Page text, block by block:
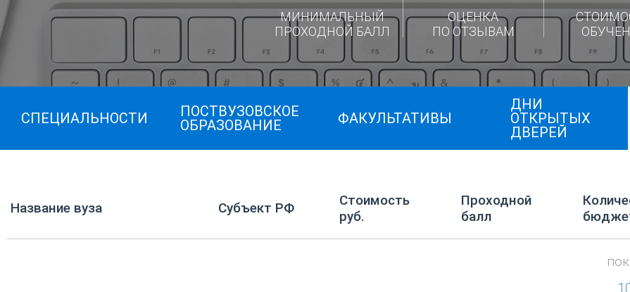
МИНИМАЛЬНЫЙ
ПРОХОДНОЙ БАЛЛ
ОЦЕНКА
ПО ОТЗЫВАМ
СПЕЦИАЛЬНОСТИ
ПОСТВУЗОВСКОЕ
ОБРАЗОВАНИЕ
ФАКУЛЬТАТИВЫ
ДНИ
ОТКРЫТЫХ
ДВЕРЕЙ
Название вуза Субъект РФ
Стоимость
руб.
Проходной
балл